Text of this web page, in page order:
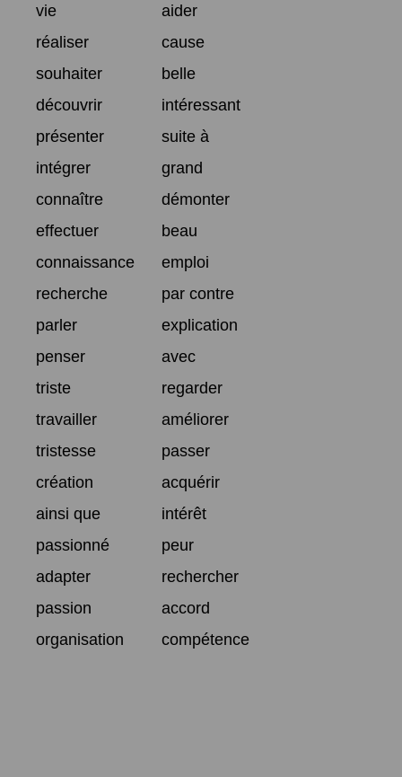
vie
aider
réaliser
cause
souhaiter
belle
découvrir
intéressant
présenter
suite à
intégrer
grand
connaître
démonter
effectuer
beau
connaissance
emploi
recherche
par contre
parler
explication
penser
avec
triste
regarder
travailler
améliorer
tristesse
passer
création
acquérir
ainsi que
intérêt
passionné
peur
adapter
rechercher
passion
accord
organisation
compétence